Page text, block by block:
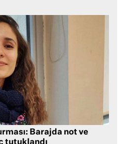
Barajda not ve